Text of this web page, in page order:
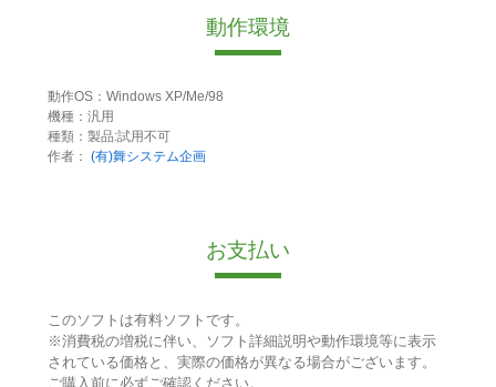
動作環境
動作OS：Windows XP/Me/98
機種：汎用
種類：製品:試用不可
作者： (有)舞システム企画
お支払い
このソフトは有料ソフトです。
※消費税の増税に伴い、ソフト詳細説明や動作環境等に表示
されている価格と、実際の価格が異なる場合がございます。
ご購入前に必ずご確認ください。